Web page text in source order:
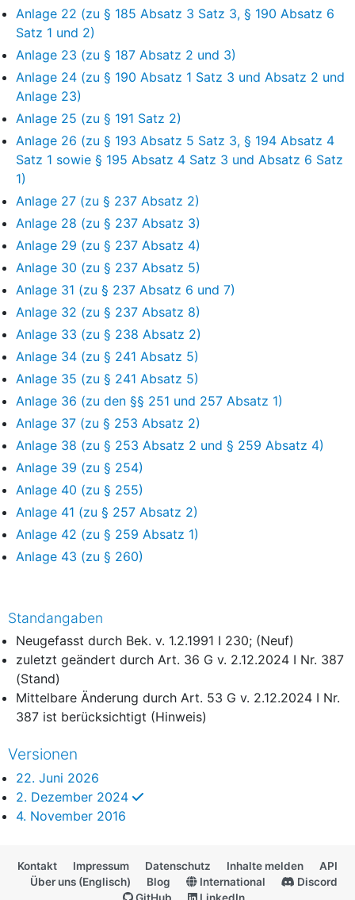
Anlage 22 (zu § 185 Absatz 3 Satz 3, § 190 Absatz 6
Satz 1 und 2)
Anlage 23 (zu § 187 Absatz 2 und 3)
Anlage 24 (zu § 190 Absatz 1 Satz 3 und Absatz 2 und
Anlage 23)
Anlage 25 (zu § 191 Satz 2)
Anlage 26 (zu § 193 Absatz 5 Satz 3, § 194 Absatz 4
Satz 1 sowie § 195 Absatz 4 Satz 3 und Absatz 6 Satz
1)
Anlage 27 (zu § 237 Absatz 2)
Anlage 28 (zu § 237 Absatz 3)
Anlage 29 (zu § 237 Absatz 4)
Anlage 30 (zu § 237 Absatz 5)
Anlage 31 (zu § 237 Absatz 6 und 7)
Anlage 32 (zu § 237 Absatz 8)
Anlage 33 (zu § 238 Absatz 2)
Anlage 34 (zu § 241 Absatz 5)
Anlage 35 (zu § 241 Absatz 5)
Anlage 36 (zu den §§ 251 und 257 Absatz 1)
Anlage 37 (zu § 253 Absatz 2)
Anlage 38 (zu § 253 Absatz 2 und § 259 Absatz 4)
Anlage 39 (zu § 254)
Anlage 40 (zu § 255)
Anlage 41 (zu § 257 Absatz 2)
Anlage 42 (zu § 259 Absatz 1)
Anlage 43 (zu § 260)
Standangaben
Neugefasst durch Bek. v. 1.2.1991 I 230; (Neuf)
zuletzt geändert durch Art. 36 G v. 2.12.2024 I Nr. 387
(Stand)
Mittelbare Änderung durch Art. 53 G v. 2.12.2024 I Nr.
387 ist berücksichtigt (Hinweis)
Versionen
22. Juni 2026
2. Dezember 2024
ausgewählt
4. November 2016
Kontakt Impressum Datenschutz Inhalte melden
API
Über uns (Englisch)
Blog International
Discord
GitHub
LinkedIn